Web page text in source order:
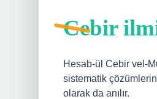
Cebir
Hesab-ül Cebir vel-
sistematik
olarak da anılır.